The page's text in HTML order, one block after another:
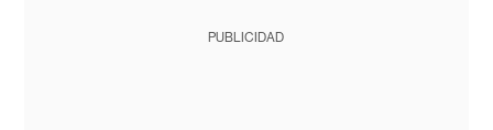
PUBLICIDAD